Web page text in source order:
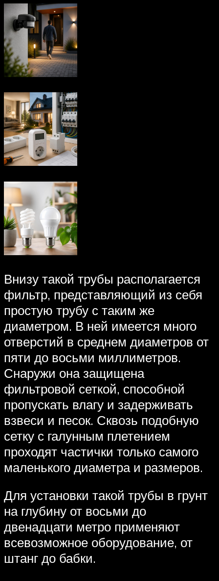
Внизу такой трубы располагается
фильтр, представляющий из себя
простую трубу с таким же
диаметром. В ней имеется много
отверстий в среднем диаметров от
пяти до восьми миллиметров.
Снаружи она защищена
фильтровой сеткой, способной
пропускать влагу и задерживать
взвеси и песок. Сквозь подобную
сетку с галунным плетением
проходят частички только самого
маленького диаметра и размеров.
Для установки такой трубы в грунт
на глубину от восьми до
двенадцати метро применяют
всевозможное оборудование, от
штанг до бабки.